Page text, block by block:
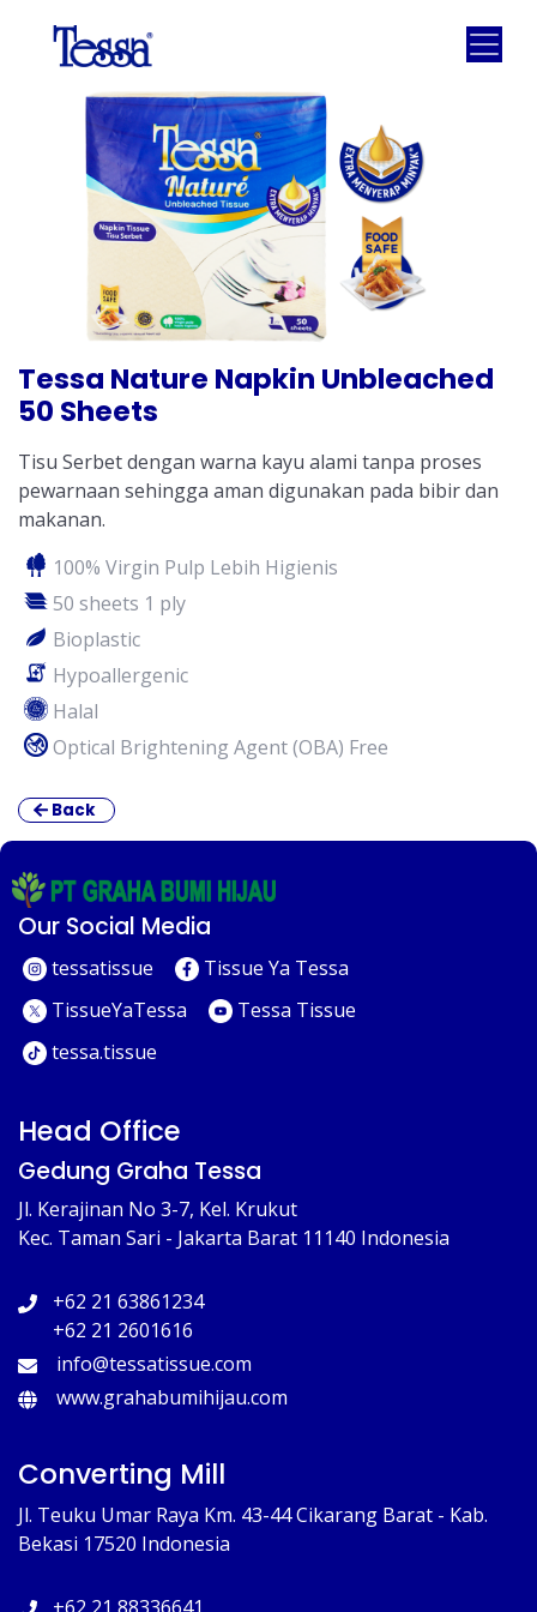
Tessa Nature Napkin Unbleached
50 Sheets
Tisu Serbet dengan warna kayu alami tanpa proses
pewarnaan sehingga aman digunakan pada bibir dan
makanan.
100% Virgin Pulp Lebih Higienis
50 sheets 1 ply
Bioplastic
Hypoallergenic
Halal
Optical Brightening Agent (OBA) Free
Back
Our Social Media
tessatissue
Tissue Ya Tessa
TissueYaTessa
Tessa Tissue
tessa.tissue
Head Office
Gedung Graha Tessa
Jl. Kerajinan No 3-7, Kel. Krukut
Kec. Taman Sari - Jakarta Barat 11140 Indonesia
+62 21 63861234
+62 21 2601616
info@tessatissue.com
www.grahabumihijau.com
Converting Mill
Jl. Teuku Umar Raya Km. 43-44 Cikarang Barat - Kab.
Bekasi 17520 Indonesia